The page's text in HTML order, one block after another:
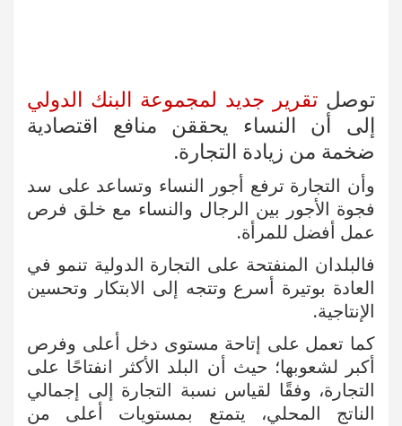
توصل تقرير جديد لمجموعة البنك الدولي
إلى أن النساء يحققن منافع اقتصادية
ضخمة من زيادة التجارة.
وأن التجارة ترفع أجور النساء وتساعد على سد
فجوة الأجور بين الرجال والنساء مع خلق فرص
عمل أفضل للمرأة.
فالبلدان المنفتحة على التجارة الدولية تنمو في
العادة بوتيرة أسرع وتتجه إلى الابتكار وتحسين
الإنتاجية.
كما تعمل على إتاحة مستوى دخل أعلى وفرص
أكبر لشعوبها؛ حيث أن البلد الأكثر انفتاحًا على
التجارة، وفقًا لقياس نسبة التجارة إلى إجمالي
الناتج المحلي، يتمتع بمستويات أعلى من